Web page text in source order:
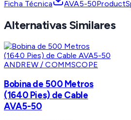
Ficha Técnica AVA5-
Alternativas Similares
ANDREW / COMMSCOPE
Bobina de 500 Metros
(1640 Pies) de Cable
AVA5-50